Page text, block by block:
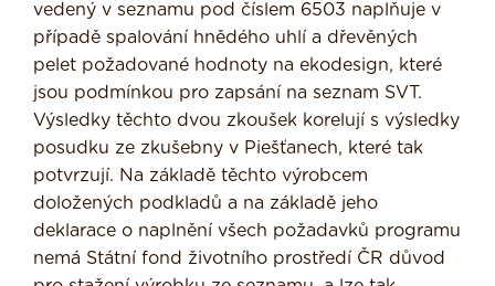
vedený v seznamu pod číslem 6503 naplňuje v
případě spalování hnědého uhlí a dřevěných
pelet požadované hodnoty na ekodesign, které
jsou podmínkou pro zapsání na seznam SVT.
Výsledky těchto dvou zkoušek korelují s výsledky
posudku ze zkušebny v Piešťanech, které tak
potvrzují. Na základě těchto výrobcem
doložených podkladů a na základě jeho
deklarace o naplnění všech požadavků programu
nemá Státní fond životního prostředí ČR důvod